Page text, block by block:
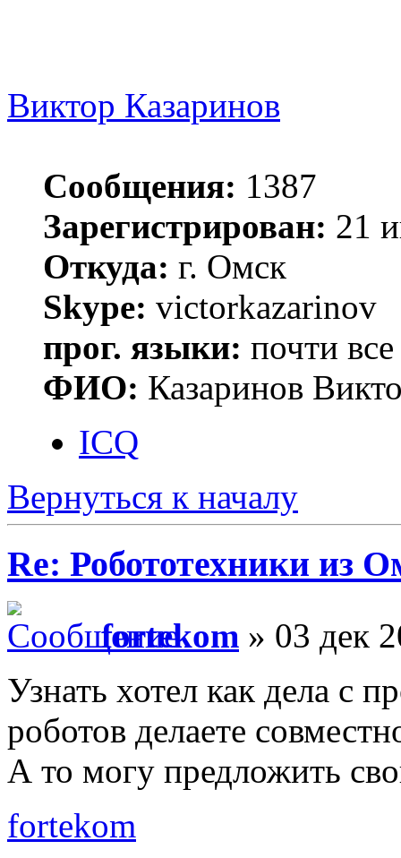
Виктор Казаринов
Сообщения: 1387
Зарегистрирован: 21
Откуда: г. Омск
Skype: victorkazarinov
прог. языки: почти
ФИО: Казаринов
ICQ
Вернуться к началу
Re: Робототехники из
fortekom » 03 дек
Узнать хотел как дела с
роботов делаете
А то могу предложить
fortekom